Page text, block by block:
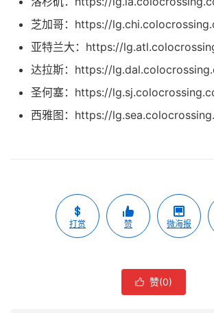
芝加哥：https://
亚特兰大：https://
达拉斯：https://
圣何塞：https://
西雅图：https://
打赏 赞 微海报
 赞(0)